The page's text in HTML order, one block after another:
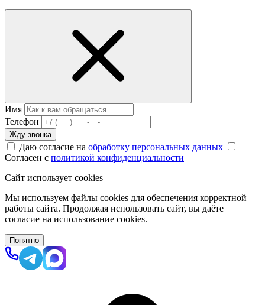
Имя
Телефон
Жду звонка
Даю согласие на обработку персональных данных
Согласен с политикой конфиденциальности
Сайт использует cookies
Мы используем файлы cookies для обеспечения корректной
работы сайта. Продолжая использовать сайт, вы даёте
согласие на использование cookies.
Понятно